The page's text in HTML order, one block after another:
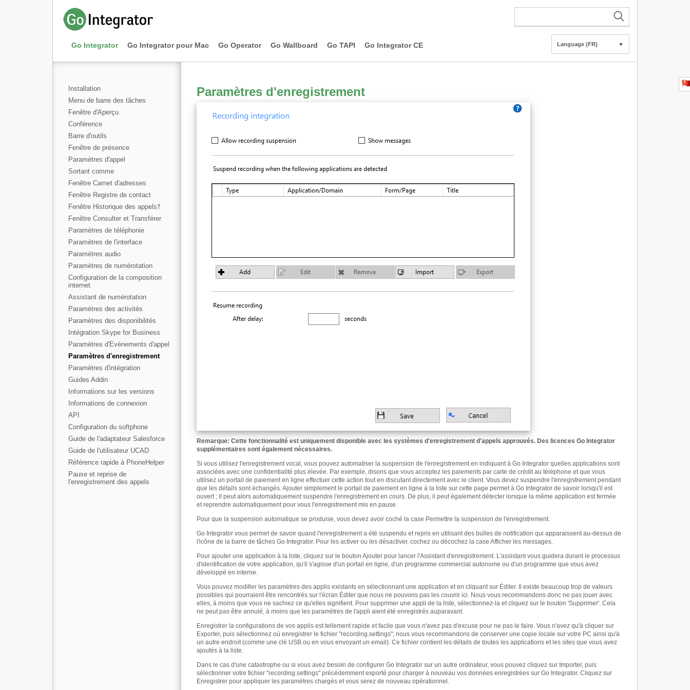
Go Integrator Go Integrator pour Mac Go Operator Go Wallboard Go TAPI Go Integrator CE Language (FR) ▼
Installation
Menu de barre des tâches
Fenêtre d'Aperçu
Conférence
Barre d'outils
Fenêtre de présence
Paramètres d'appel
Sortant comme
Fenêtre Carnet d'adresses
Fenêtre Registre de contact
Fenêtre Historique des appels†
Fenêtre Consulter et Transférer
Paramètres de téléphonie
Paramètres de l'interface
Paramètres audio
Paramètres de numérotation
Configuration de la composition
internet
Assistant de numérotation
Paramètres des activités
Paramètres des disponibilités
Intégration Skype for Business
Paramètres d'Evénements d'appel
Paramètres d'enregistrement
Paramètres d'intégration
Guides Addin
Informations sur les versions
Informations de connexion
API
Configuration du softphone
Guide de l'adaptateur Salesforce
Guide de l'utilisateur UCAD
Référence rapide à PhoneHelper
Pause et reprise de
l'enregistrement des appels
Paramètres d'enregistrement
Remarque: Cette fonctionnalité est uniquement disponible avec les systèmes d'enregistrement d'appels approuvés. Des licences Go Integrator
supplémentaires sont également nécessaires.
Si vous utilisez l'enregistrement vocal, vous pouvez automatiser la suspension de l'enregistrement en indiquant à Go Integrator quelles applications sont
associées avec une confidentialité plus élevée. Par exemple, disons que vous acceptez les paiements par carte de crédit au téléphone et que vous
utilisez un portail de paiement en ligne effectuer cette action tout en discutant directement avec le client. Vous devez suspendre l'enregistrement pendant
que les détails sont échangés. Ajouter simplement le portail de paiement en ligne à la liste sur cette page permet à Go Integrator de savoir lorsqu'il est
ouvert ; il peut alors automatiquement suspendre l'enregistrement en cours. De plus, il peut également détecter lorsque la même application est fermée
et reprendre automatiquement pour vous l'enregistrement mis en pause.
Pour que la suspension automatique se produise, vous devez avoir coché la case Permettre la suspension de l'enregistrement.
Go Integrator vous permet de savoir quand l'enregistrement a été suspendu et repris en utilisant des bulles de notification qui apparaissent au-dessus de
l'icône de la barre de tâches Go Integrator. Pour les activer ou les désactiver, cochez ou décochez la case Afficher les messages.
Pour ajouter une application à la liste, cliquez sur le bouton Ajouter pour lancer l'Assistant d'enregistrement. L'assistant vous guidera durant le processus
d'identification de votre application, qu'il s'agisse d'un portail en ligne, d'un programme commercial autonome ou d'un programme que vous avez
développé en interne.
Vous pouvez modifier les paramètres des applis existants en sélectionnant une application et en cliquant sur Éditer. Il existe beaucoup trop de valeurs
possibles qui pourraient être rencontrés sur l'écran Éditer que nous ne pouvons pas les couvrir ici. Nous vous recommandons donc ne pas jouer avec
elles, à moins que vous ne sachiez ce qu'elles signifient. Pour supprimer une appli de la liste, sélectionnez-la et cliquez sur le bouton 'Supprimer'. Cela
ne peut pas être annulé, à moins que les paramètres de l'appli aient été enregistrés auparavant.
Enregistrer la configurations de vos applis est tellement rapide et facile que vous n'avez pas d'excuse pour ne pas le faire. Vous n'avez qu'à cliquer sur
Exporter, puis sélectionnez où enregistrer le fichier "recording.settings"; nous vous recommandons de conserver une copie locale sur votre PC ainsi qu'à
un autre endroit (comme une clé USB ou en vous envoyant un email). Ce fichier contient les détails de toutes les applications et les sites que vous avez
ajoutés à la liste.
Dans le cas d'une catastrophe ou si vous avez besoin de configurer Go Integrator sur un autre ordinateur, vous pouvez cliquez sur Importer, puis
sélectionner votre fichier "recording.settings" précédemment exporté pour charger à nouveau vos données enregistrées sur Go Integrator. Cliquez sur
Enregistrer pour appliquer les paramètres chargés et vous serez de nouveau opérationnel.